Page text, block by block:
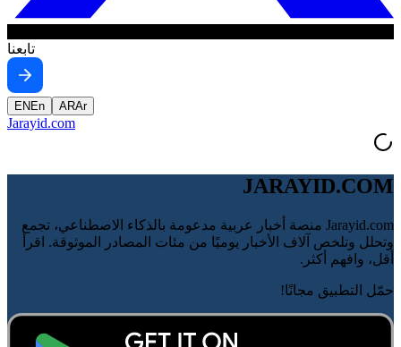
تابعنا
EN En ARAr
Jarayid.com
JARAYID.COM
Jarayid.com منصة أخبار عربية مدعومة بالذكاء الاصطناعي، تجمع
وتحلل وتلخص آلاف الأخبار يوميًا من مئات المصادر الموثوقة. اقرأ
أقل، وافهم أكثر.
حمّل التطبيق مجانًا!